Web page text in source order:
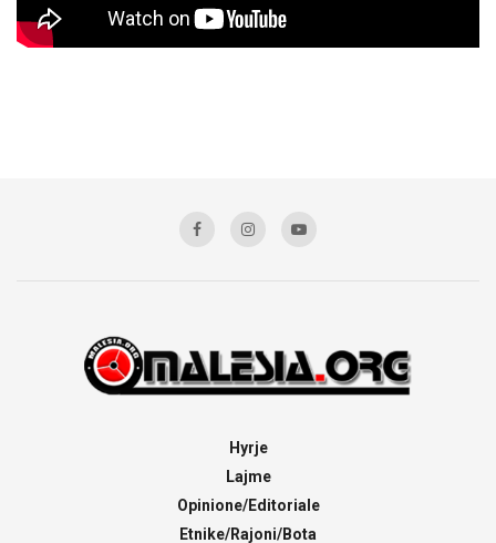
Hyrje
Lajme
Opinione/Editoriale
Etnike/Rajoni/Bota